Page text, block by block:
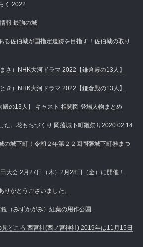
く 2022
報 最強の城
る佐伯城が国指定遺跡を目指す！佐伯城の取り
さ）NHK大河ドラマ 2022【鎌倉殿の13人】
き）NHK大河ドラマ 2022【鎌倉殿の13人】
の13人】 キャスト 相関図 登場人物まとめ
た。花もちづくり 岡藩城下町雛祭り2020.02.14
の城下町！令和２年第２２回岡藩城下町雛まつ
大会 2月27日（木）2月28日（金）に開催！
りがとうございました。
（みずかがみ）紅葉の用作公園
どころ 西宮社(西ノ宮神社) 2019年は11月15日